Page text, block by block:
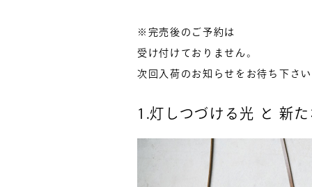
※完売後のご予約は
受け付けておりません。
次回入荷のお知らせをお待ち下さ
1.灯しつづける光 と 新